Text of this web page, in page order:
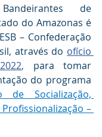
de
do Amazonas é
– Confederação
através do ofício
, para tomar
de Socialização,
Profissionalização –